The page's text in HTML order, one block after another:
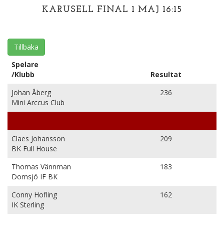
KARUSELL FINAL 1 MAJ 16:15
Tillbaka
Spelare
/Klubb
Resultat
Johan Åberg
Mini Arccus Club
236
Claes Johansson
BK Full House
209
Thomas Vännman
Domsjö IF BK
183
Conny Hofling
IK Sterling
162